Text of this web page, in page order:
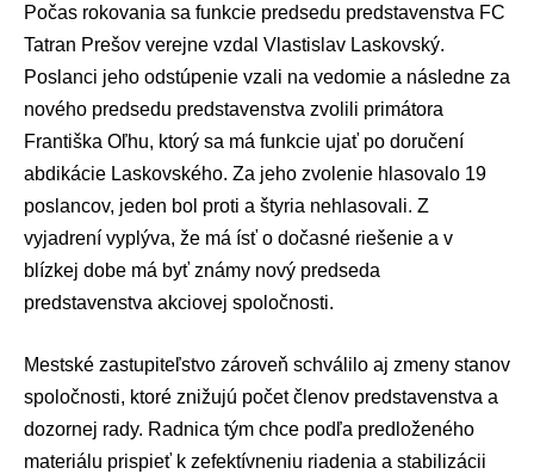
Počas rokovania sa funkcie predsedu predstavenstva FC
Tatran Prešov verejne vzdal Vlastislav Laskovský.
Poslanci jeho odstúpenie vzali na vedomie a následne za
nového predsedu predstavenstva zvolili primátora
Františka Oľhu, ktorý sa má funkcie ujať po doručení
abdikácie Laskovského. Za jeho zvolenie hlasovalo 19
poslancov, jeden bol proti a štyria nehlasovali. Z
vyjadrení vyplýva, že má ísť o dočasné riešenie a v
blízkej dobe má byť známy nový predseda
predstavenstva akciovej spoločnosti.
Mestské zastupiteľstvo zároveň schválilo aj zmeny stanov
spoločnosti, ktoré znižujú počet členov predstavenstva a
dozornej rady. Radnica tým chce podľa predloženého
materiálu prispieť k zefektívneniu riadenia a stabilizácii